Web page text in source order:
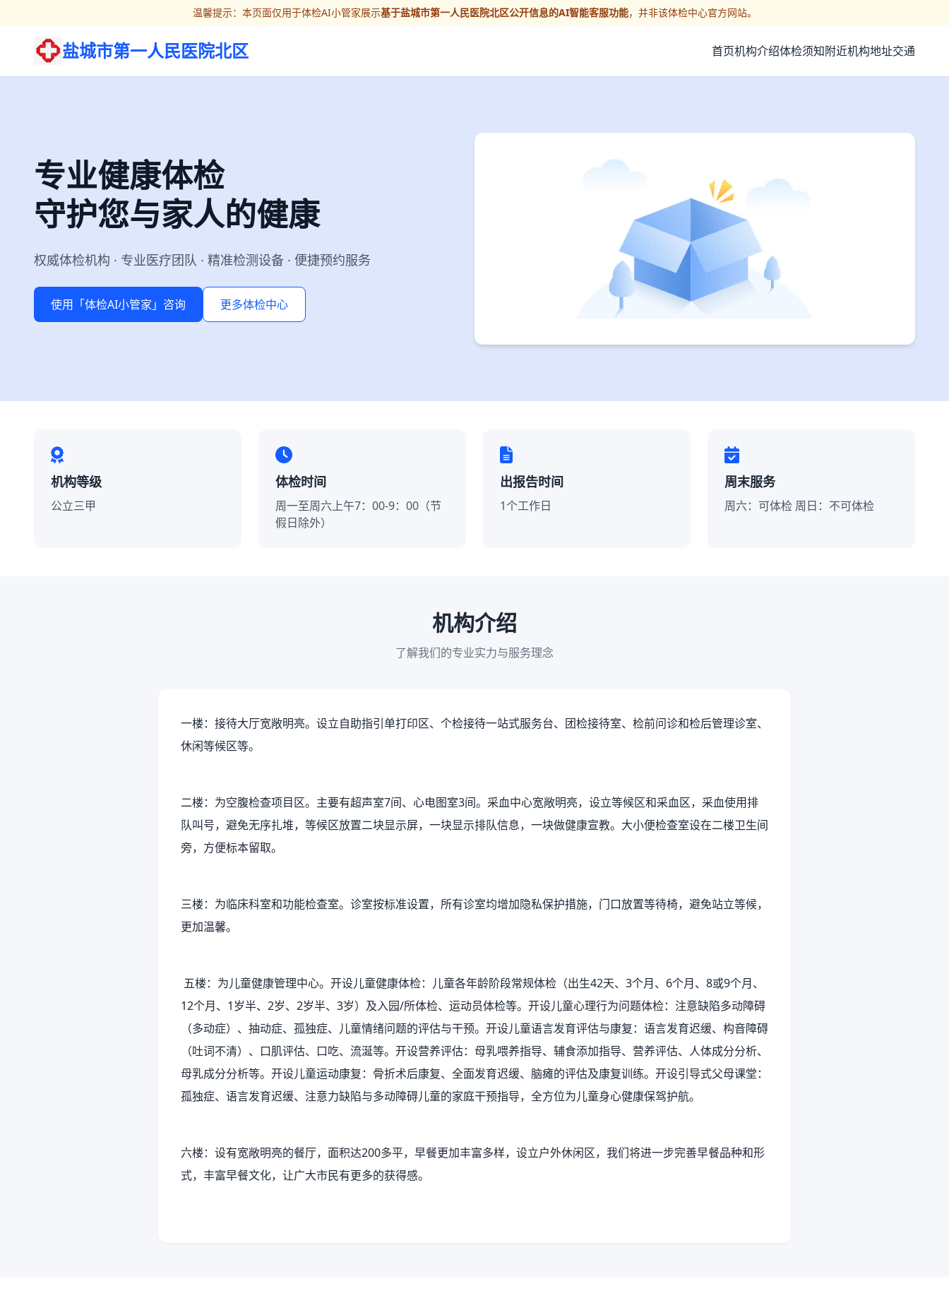
温馨提示：本页面仅用于体检AI小管家展示基于盐城市第一人民医院北区公开信息的AI智能客服功能，并非该体检中心官方网站。
盐城市第一人民医院北区 首页机构介绍体检须知附近机构地址交通
专业健康体检
守护您与家人的健康
权威体检机构 · 专业医疗团队 · 精准检测设备 · 便捷预约服务
使用「体检AI小管家」咨询 更多体检中心
机构等级
公立三甲
体检时间
周一至周六上午7：00-9：00（节
假日除外）
出报告时间
1个工作日
周末服务
周六：可体检 周日：不可体检
机构介绍
了解我们的专业实力与服务理念
一楼：接待大厅宽敞明亮。设立自助指引单打印区、个检接待一站式服务台、团检接待室、检前问诊和检后管理诊室、
休闲等候区等。
二楼：为空腹检查项目区。主要有超声室7间、心电图室3间。采血中心宽敞明亮，设立等候区和采血区，采血使用排
队叫号，避免无序扎堆，等候区放置二块显示屏，一块显示排队信息，一块做健康宣教。大小便检查室设在二楼卫生间
旁，方便标本留取。
三楼：为临床科室和功能检查室。诊室按标准设置，所有诊室均增加隐私保护措施，门口放置等待椅，避免站立等候，
更加温馨。
五楼：为儿童健康管理中心。开设儿童健康体检：儿童各年龄阶段常规体检（出生42天、3个月、6个月、8或9个月、
12个月、1岁半、2岁、2岁半、3岁）及入园/所体检、运动员体检等。开设儿童心理行为问题体检：注意缺陷多动障碍
（多动症）、抽动症、孤独症、儿童情绪问题的评估与干预。开设儿童语言发育评估与康复：语言发育迟缓、构音障碍
（吐词不清）、口肌评估、口吃、流涎等。开设营养评估：母乳喂养指导、辅食添加指导、营养评估、人体成分分析、
母乳成分分析等。开设儿童运动康复：骨折术后康复、全面发育迟缓、脑瘫的评估及康复训练。开设引导式父母课堂：
孤独症、语言发育迟缓、注意力缺陷与多动障碍儿童的家庭干预指导，全方位为儿童身心健康保驾护航。
六楼：设有宽敞明亮的餐厅，面积达200多平，早餐更加丰富多样，设立户外休闲区，我们将进一步完善早餐品种和形
式，丰富早餐文化，让广大市民有更多的获得感。